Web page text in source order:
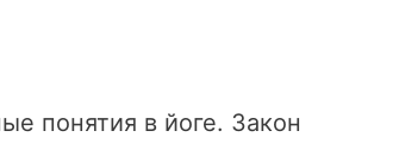
понятия в йоге. Закон